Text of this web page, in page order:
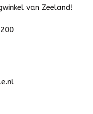
van Zeeland!